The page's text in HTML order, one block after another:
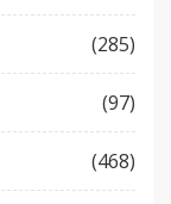
(285)
(97)
(468)